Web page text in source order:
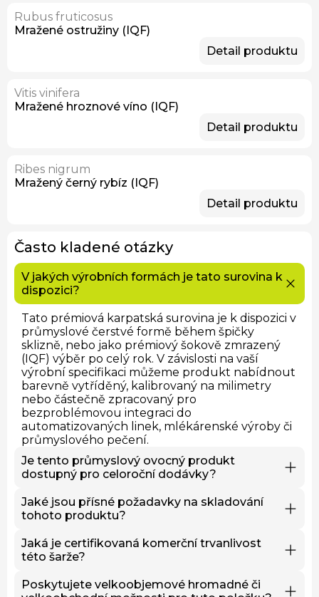
Rubus fruticosus
Mražené ostružiny (IQF)
Detail produktu
Vitis vinifera
Mražené hroznové víno (IQF)
Detail produktu
Ribes nigrum
Mražený černý rybíz (IQF)
Detail produktu
Často kladené otázky
V jakých výrobních formách je tato surovina k
dispozici?
Tato prémiová karpatská surovina je k dispozici v
průmyslové čerstvé formě během špičky
sklizně, nebo jako prémiový šokově zmrazený
(IQF) výběr po celý rok. V závislosti na vaší
výrobní specifikaci můžeme produkt nabídnout
barevně vytříděný, kalibrovaný na milimetry
nebo částečně zpracovaný pro
bezproblémovou integraci do
automatizovaných linek, mlékárenské výroby či
průmyslového pečení.
Je tento průmyslový ovocný produkt
dostupný pro celoroční dodávky?
Ano. Zatímco čerstvé, nezmrazené šarže jsou
striktně vázány na náš sezónní kalendář sklizně,
naše IQF ovocné produkty jsou zpracovávány v
optimální nutriční zralosti a uchovávány v
mrazírenských skladech. Toto pokročilé
uchování nám umožňuje garantovat našim B2B
365 dní v roce, bez ohledu na aktuální roční
Jaké jsou přísné požadavky na skladování
tohoto produktu?
Pro zachování buněčné struktury, chuťového
profilu a celkové bezpečnosti potravin je nutné
striktně dodržovat chladírenský řetězec.
Čerstvé objednávky vyžadují okamžité chlazení
s řízenou vlhkostí a rychlé zpracování. Naše IQF
Jaká je certifikovaná komerční trvanlivost
této šarže?
Komerční trvanlivost závisí zcela na formě
produktu. Čerstvě sklizené šarže podléhají
Poskytujete velkoobjemové hromadné či